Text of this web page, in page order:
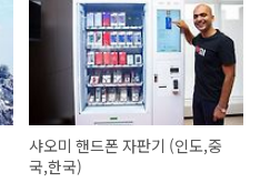
샤오미 핸드폰 자판기 (인도,중
국,한국)